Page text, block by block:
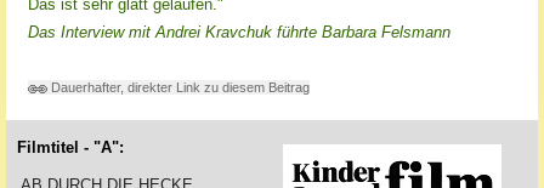
Das ist sehr glatt gelaufen."
Das Interview mit Andrei Kravchuk führte Barbara Felsmann
Dauerhafter, direkter Link zu diesem Beitrag
Filmtitel - "A":